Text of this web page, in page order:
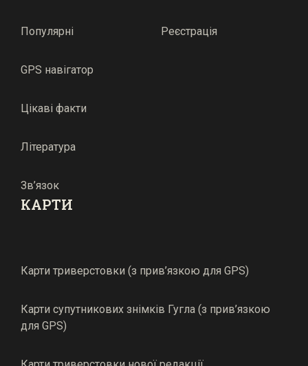
Популярні
GPS навігатор
Цікаві факти
Література
Зв’язок
Реєстрація
КАРТИ
Карти триверстовки (з прив’язкою для GPS)
Карти супутникових знімків Гугла (з прив’язкою
для GPS)